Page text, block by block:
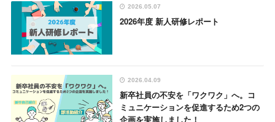
2026.05.07
2026年度 新人研修レポート
2026.04.09
新卒社員の不安を「ワクワク」へ。コ
ミュニケーションを促進するため2つの
企画を実施しました！